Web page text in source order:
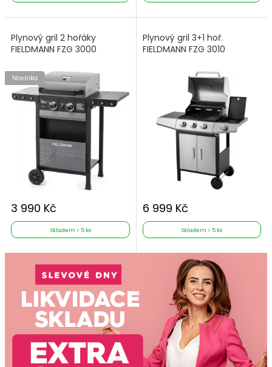
Plynový gril 2 hořáky
FIELDMANN FZG 3000
Novinka
3 990 Kč
Skladem > 5 ks
Plynový gril 3+1 hoř.
FIELDMANN FZG 3010
6 999 Kč
Skladem > 5 ks